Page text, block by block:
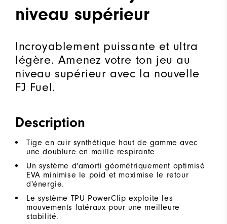
niveau supérieur
Incroyablement puissante et ultra
légère. Amenez votre ton jeu au
niveau supérieur avec la nouvelle
FJ Fuel.
Description
Tige en cuir synthétique haut de gamme avec
une doublure en maille respirante
Un système d'amorti géométriquement optimisé
EVA minimise le poid et maximise le retour
d'énergie.
Le système TPU PowerClip exploite les
mouvements latéraux pour une meilleure
stabilité.